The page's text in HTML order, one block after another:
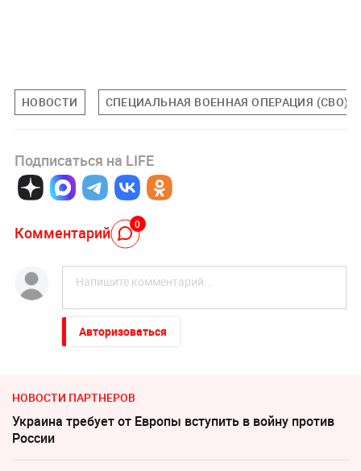
НОВОСТИ СПЕЦИАЛЬНАЯ ВОЕННАЯ ОПЕРАЦИЯ (СВО)
Подписаться на LIFE
Комментарий 0
Авторизоваться
НОВОСТИ ПАРТНЕРОВ
Украина требует от Европы вступить в войну против
России